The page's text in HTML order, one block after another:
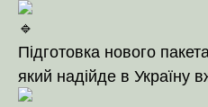
Підготовка нового
який надійде в Україну